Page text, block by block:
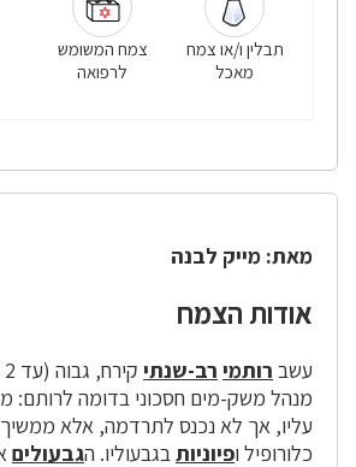
תבלין ו/או צמח
מאכל
צמח המשומש
לרפואה
מאת: מייק לבנה
אודות הצמח
עשב רותמי רב-שנתי קירח, גבוה (עד 2 מ') וריחני.
מנהל משק-מים חסכוני בדומה לרותם:
עליו, אך לא נכנס לתרדמה, אלא
כלורופיל ופיוניותבגבעוליו. הגבעולים